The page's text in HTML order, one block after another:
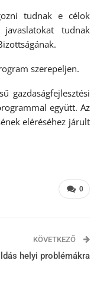
tudnak e célok
tudnak
szerepeljen.
gazdaságfejlesztési
együtt. Az
eléréséhez járult
0
KÖVETKEZŐ
helyi problémákra